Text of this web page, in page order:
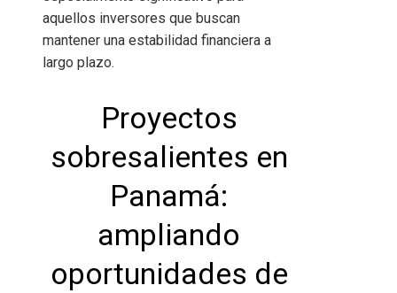
aquellos inversores que buscan
mantener una estabilidad financiera a
largo plazo.
Proyectos
sobresalientes en
Panamá:
ampliando
oportunidades de